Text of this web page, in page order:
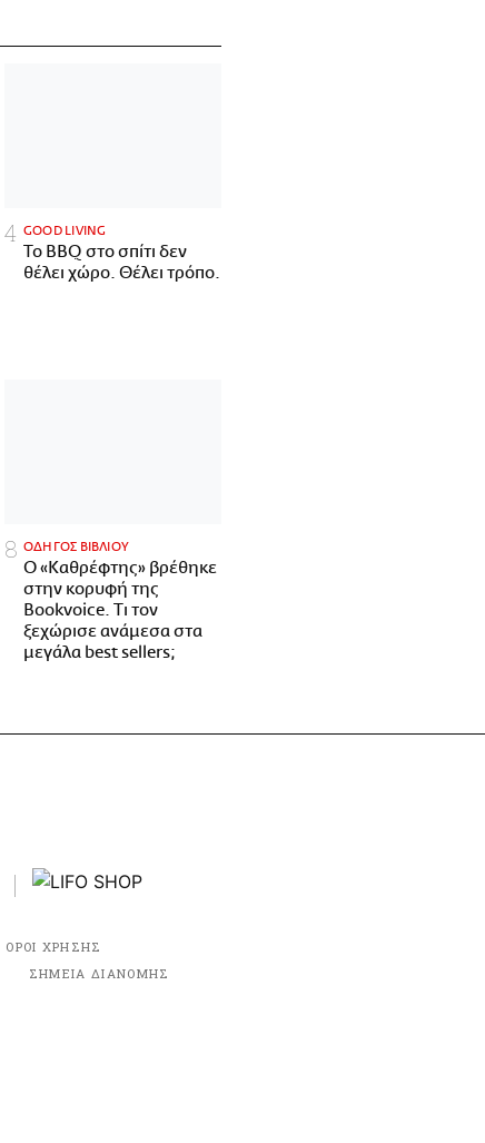
GOOD LIVING
Το BBQ στο σπίτι δεν
θέλει χώρο. Θέλει τρόπο.
ΟΔΗΓΟΣ ΒΙΒΛΙΟΥ
Ο «Καθρέφτης» βρέθηκε
στην κορυφή της
Bookvoice. Τι τον
ξεχώρισε ανάμεσα στα
μεγάλα best sellers;
ΟΡΟΙ ΧΡΗΣΗΣ
ΣΗΜΕΙΑ ΔΙΑΝΟΜΗΣ